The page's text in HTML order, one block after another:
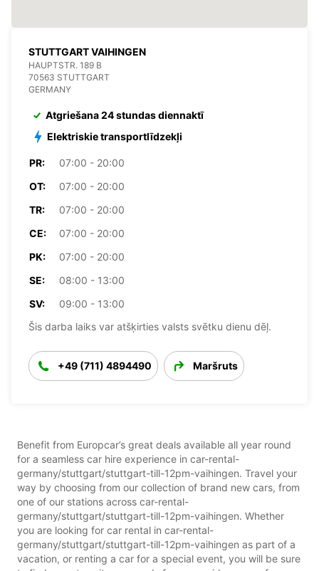
STUTTGART VAIHINGEN
HAUPTSTR. 189 B
70563 STUTTGART
GERMANY
Atgriešana 24 stundas diennaktī
Elektriskie transportlīdzekļi
PR:
07:00 - 20:00
OT:
07:00 - 20:00
TR:
07:00 - 20:00
CE:
07:00 - 20:00
PK:
07:00 - 20:00
SE:
08:00 - 13:00
SV:
09:00 - 13:00
Šis darba laiks var atšķirties valsts svētku dienu dēļ.
+49 (711) 4894490 Maršruts
Benefit from Europcar’s great deals available all year round
for a seamless car hire experience in car-rental-
germany/stuttgart/stuttgart-till-12pm-vaihingen. Travel your
way by choosing from our collection of brand new cars, from
one of our stations across car-rental-
germany/stuttgart/stuttgart-till-12pm-vaihingen. Whether
you are looking for car rental in car-rental-
germany/stuttgart/stuttgart-till-12pm-vaihingen as part of a
vacation, or renting a car for a special event, you will be sure